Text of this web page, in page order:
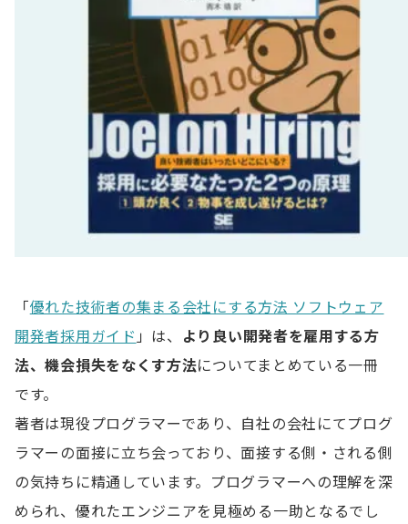
「優れた技術者の集まる会社にする方法 ソフトウェア
開発者採用ガイド 」は、
より良い開発者を雇用する方
法、機会損失をなくす方法についてまとめている一冊
です。
著者は現役プログラマーであり、自社の会社にてプログ
ラマーの面接に立ち会っており、面接する側・される側
の気持ちに精通しています。プログラマーへの理解を深
められ、優れたエンジニアを見極める一助となるでし